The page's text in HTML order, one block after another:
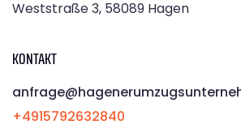
Weststraße 3, 58089 Hagen
KONTAKT
+4915792632840